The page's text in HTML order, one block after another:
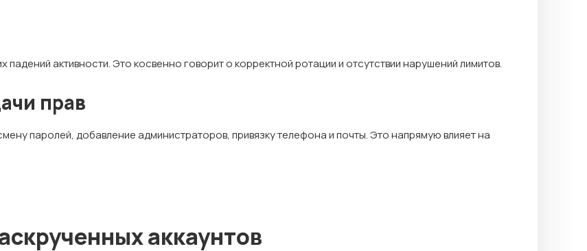
падений активности. Это косвенно говорит о корректной ротации и отсутствии нарушений лимитов.
прав
паролей, добавление администраторов, привязку телефона и почты. Это напрямую влияет на
аккаунтов